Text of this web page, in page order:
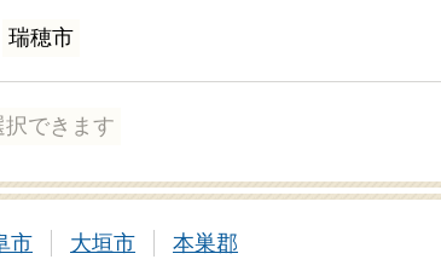
瑞穂市
できます
市 大垣市 本巣郡